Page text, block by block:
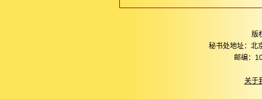
版
秘书处地址：北
邮编：
关于